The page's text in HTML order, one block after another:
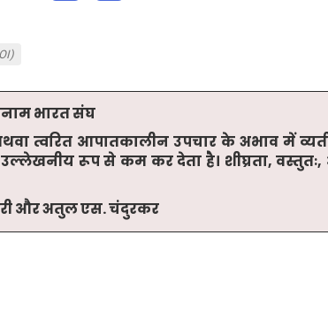
भारत संघ
त्वरित आपातकालीन उपचार के अभाव में
रूप से कम कर देता है। शीघ्रता,वस्तुतः,
और अतुल एस.चंदुरकर